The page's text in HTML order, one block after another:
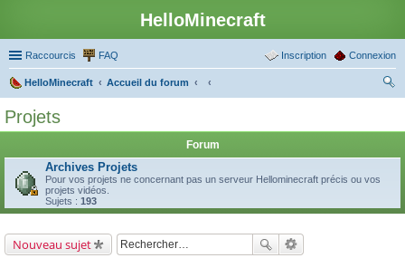
HelloMinecraft
Raccourcis FAQ Connexion
Inscription
HelloMinecraft
Accueil du forum
Projets
Forum
Archives Projets
Pour vos projets ne concernant pas un serveur Hellominecraft précis ou vos
projets vidéos.
Sujets : 193
Nouveau sujet